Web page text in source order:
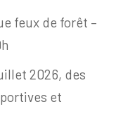
feux de forêt –
2026, des
et